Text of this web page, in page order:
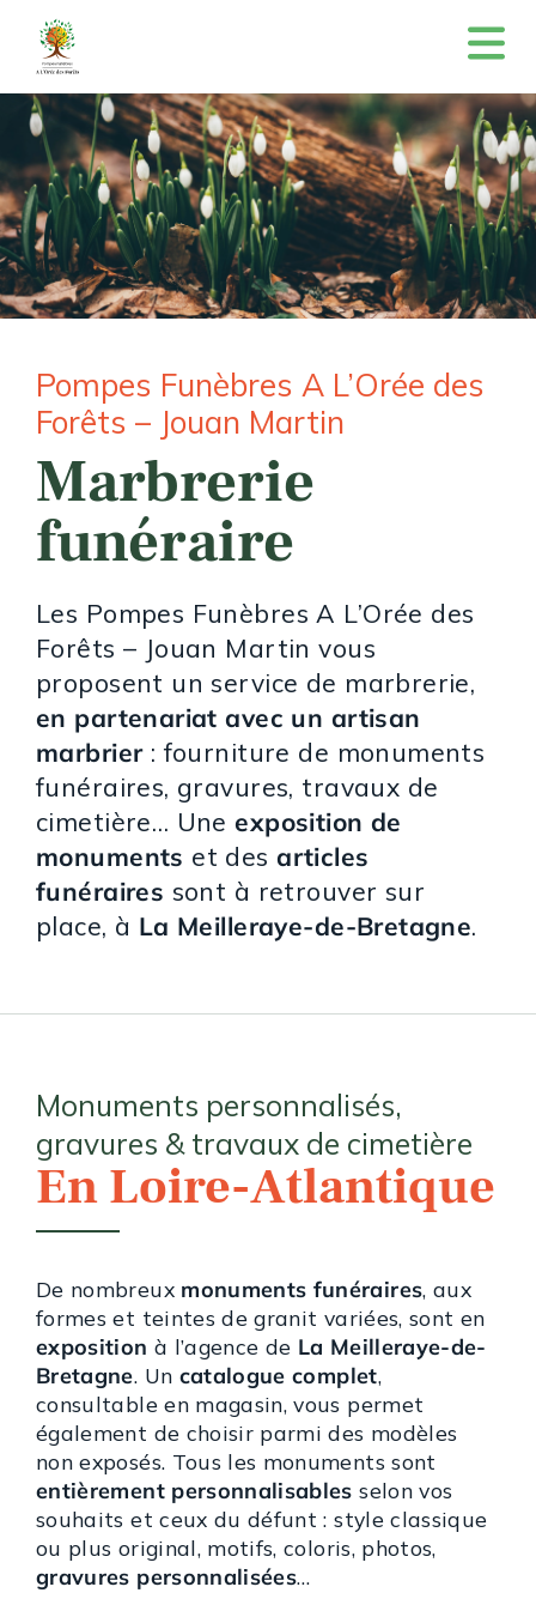
Pompes Funèbres A L’Orée des
Forêts – Jouan Martin
Marbrerie
funéraire
Les Pompes Funèbres A L’Orée des
Forêts – Jouan Martin vous
proposent un service de marbrerie,
en partenariat avec un artisan
marbrier: fourniture de monuments
funéraires, gravures, travaux de
cimetière… Uneexposition de
monuments et desarticles
funéraires sont à retrouver sur
place, à La Meilleraye-de-Bretagne.
Monuments personnalisés,
gravures & travaux de cimetière
En Loire-Atlantique
De nombreux monuments funéraires, aux
formes et teintes de granit variées, sont en
exposition à l’agence de La Meilleraye-de-
Bretagne. Un catalogue complet,
consultable en magasin, vous permet
également de choisir parmi des modèles
non exposés. Tous les monuments sont
entièrement personnalisables selon vos
souhaits et ceux du défunt : style classique
ou plus original, motifs, coloris, photos,
gravures personnalisées…